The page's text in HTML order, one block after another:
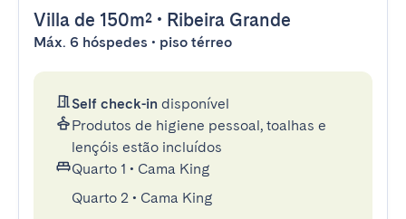
Villa de 150m² • Ribeira Grande
Máx. 6 hóspedes • piso térreo
Self check-in disponível
Produtos de higiene pessoal, toalhas e
lençóis estão incluídos
Quarto 1 • Cama King
Quarto 2 • Cama King